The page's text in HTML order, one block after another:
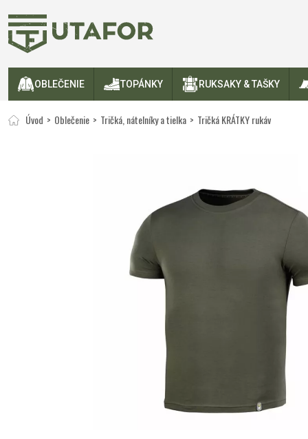
OBLEČENIE TOPÁNKY RUKSAKY & TAŠKY
Úvod Oblečenie Tričká, nátelníky a tielka Tričká KRÁTKY rukáv